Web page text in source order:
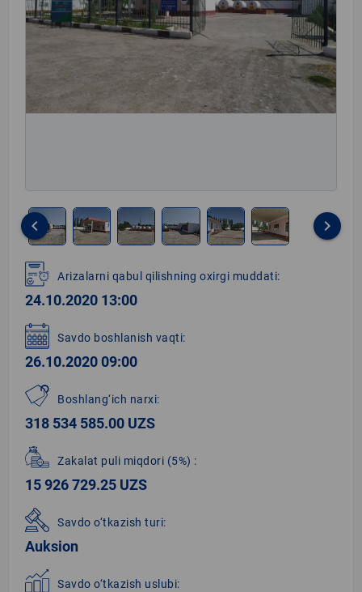
1
of
6
keyboard_arrow_left keyboard_arrow_right
Arizalarni qabul qilishning oxirgi muddati:
24.10.2020 13:00
Savdo boshlanish vaqti:
26.10.2020 09:00
Boshlang‘ich narxi:
318 534 585.00 UZS
Zakalat puli miqdori (5%) :
15 926 729.25 UZS
Savdo o‘tkazish turi:
Auksion
Savdo o‘tkazish uslubi: